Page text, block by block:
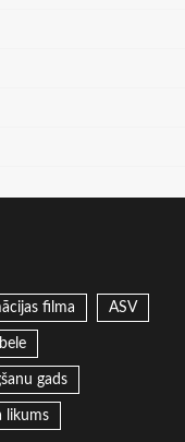
filma ASV
gads
likums